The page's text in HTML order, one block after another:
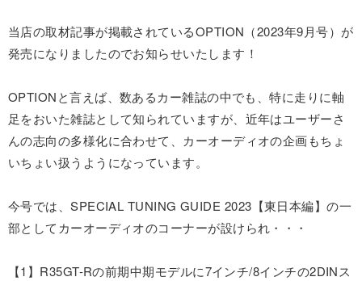
当店の取材記事が掲載されているOPTION（2023年9月号）が
発売になりましたのでお知らせいたします！
OPTIONと言えば、数あるカー雑誌の中でも、特に走りに軸
足をおいた雑誌として知られていますが、近年はユーザーさ
んの志向の多様化に合わせて、カーオーディオの企画もちょ
いちょい扱うようになっています。
今号では、SPECIAL TUNING GUIDE 2023【東日本編】の一
部としてカーオーディオのコーナーが設けられ・・・
【1】R35GT-Rの前期中期モデルに7インチ/8インチの2DINス